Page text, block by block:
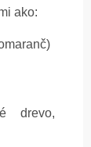
ako:
drevo,